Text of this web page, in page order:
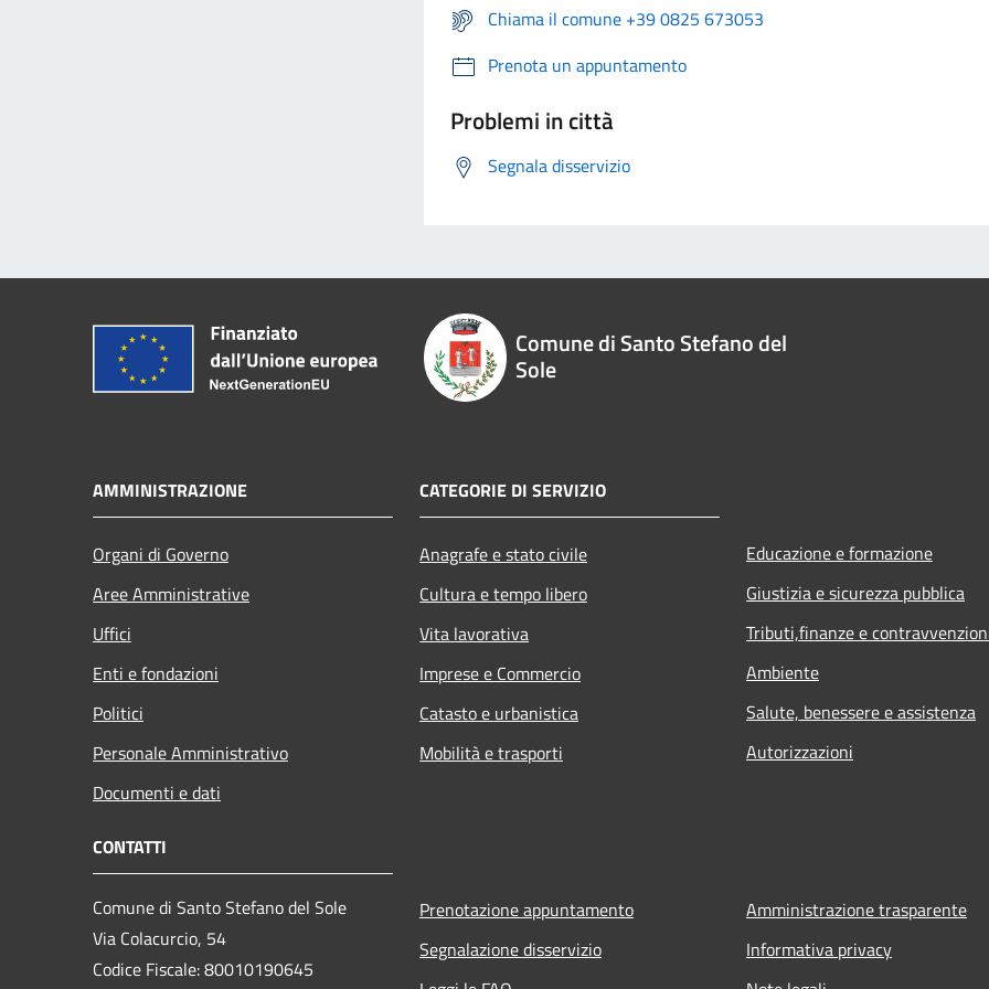
Chiama il comune +39 0825 673053
Prenota un appuntamento
Problemi in città
Segnala disservizio
Comune di Santo Stefano del
Sole
AMMINISTRAZIONE
Organi di Governo
Aree Amministrative
Uffici
Enti e fondazioni
Politici
Personale Amministrativo
Documenti e dati
CATEGORIE DI SERVIZIO
Anagrafe e stato civile
Cultura e tempo libero
Vita lavorativa
Imprese e Commercio
Catasto e urbanistica
Mobilità e trasporti
Educazione e formazione
Giustizia e sicurezza pubblica
Tributi,finanze e
Ambiente
Salute, benessere e assistenza
Autorizzazioni
CONTATTI
Comune di Santo Stefano del Sole
Via Colacurcio, 54
Codice Fiscale: 80010190645
Prenotazione appuntamento
Segnalazione disservizio
Amministrazione trasparente
Informativa privacy